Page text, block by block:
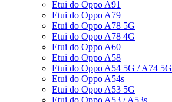
Etui do Oppo A91
Etui do Oppo A79
Etui do Oppo A78 5G
Etui do Oppo A78 4G
Etui do Oppo A60
Etui do Oppo A58
Etui do Oppo A54 5G / A74 5G
Etui do Oppo A54s
Etui do Oppo A53 5G
Etui do Oppo A53 / A53s